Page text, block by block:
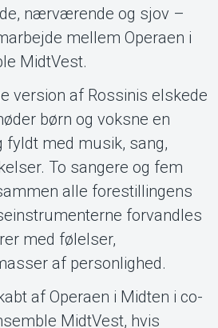
Tickster
nærværende og sjov –
mellem Operaen i
MidtVest.
version af Rossinis elskede
børn og voksne en
fyldt med musik, sang,
To sangere og fem
alle forestillingens
forvandles
med følelser,
af personlighed.
af Operaen i Midten i co-
MidtVest, hvis